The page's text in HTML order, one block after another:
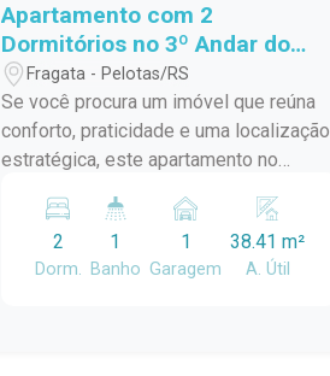
Apartamento com 2
Dormitórios no 3º Andar do
Residencial Estrela Gaúcha -
Excelente Localização
Fragata - Pelotas/RS
Se você procura um imóvel que reúna
conforto, praticidade e uma localização
estratégica, este apartamento no
excelente oportunidade. Com
ambientes bem distribuídos e ótima
iluminação natural, é ideal para quem
2
Dorm.
1
Banho
1
Garagem
38.41 m²
A. Útil